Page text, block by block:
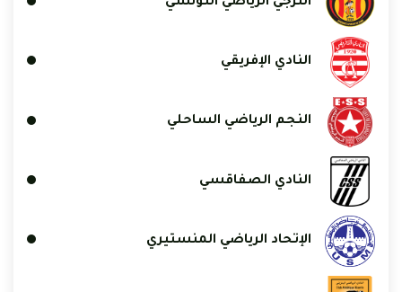
النادي الإفريقي
النجم الرياضي الساحلي
النادي الصفاقسي
الإتحاد الرياضي المنستيري